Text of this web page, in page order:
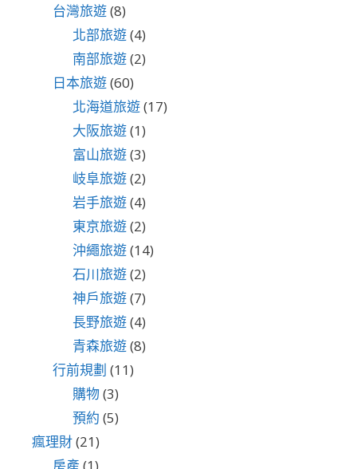
台灣旅遊(8)
北部旅遊(4)
南部旅遊(2)
日本旅遊(60)
北海道旅遊(17)
大阪旅遊(1)
富山旅遊(3)
岐阜旅遊(2)
岩手旅遊(4)
東京旅遊(2)
沖繩旅遊(14)
石川旅遊(2)
神戶旅遊(7)
長野旅遊(4)
青森旅遊(8)
行前規劃 (11)
購物(3)
預約 (5)
瘋理財(21)
房產 (1)